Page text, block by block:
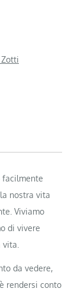
facilmente
nostra vita
Viviamo
di vivere
vita.
da vedere,
rendersi conto